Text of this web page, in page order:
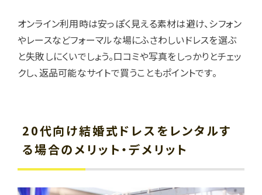
オンライン利用時は安っぽく見える素材は避け、シフォン
やレースなどフォーマルな場にふさわしいドレスを選ぶ
と失敗しにくいでしょう。口コミや写真をしっかりとチェッ
クし、返品可能なサイトで買うこともポイントです。
20代向け結婚式ドレスをレンタルす
る場合のメリット・デメリット